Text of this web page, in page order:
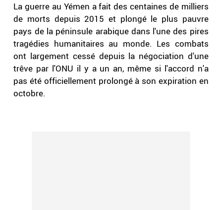
La guerre au Yémen a fait des centaines de milliers
de morts depuis 2015 et plongé le plus pauvre
pays de la péninsule arabique dans l'une des pires
tragédies humanitaires au monde. Les combats
ont largement cessé depuis la négociation d'une
trêve par l'ONU il y a un an, même si l'accord n'a
pas été officiellement prolongé à son expiration en
octobre.